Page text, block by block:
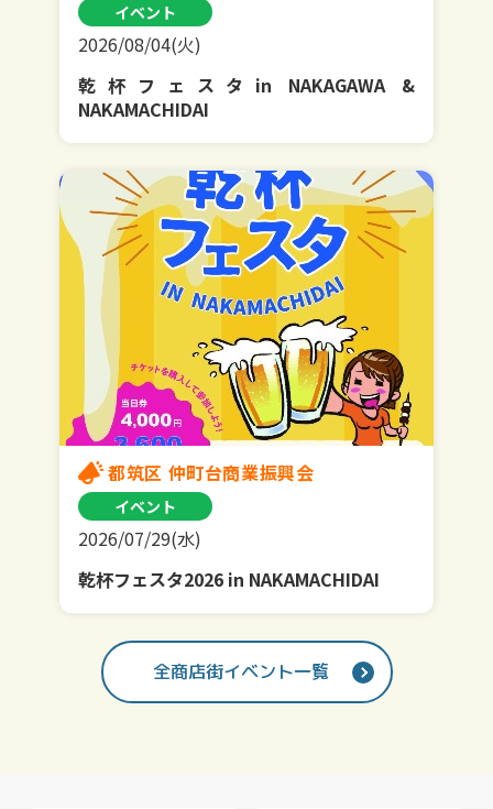
イベント
2026/08/04(火)
乾杯フェスタin NAKAGAWA &
NAKAMACHIDAI
都筑区 仲町台商業振興会
イベント
2026/07/29(水)
乾杯フェスタ2026 in NAKAMACHIDAI
全商店街イベント一覧